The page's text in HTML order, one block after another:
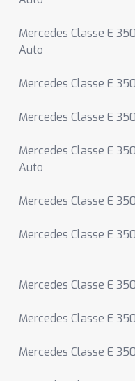
Mercedes Classe E
Auto
Mercedes Classe E
Mercedes Classe E
Mercedes Classe E
Auto
Mercedes Classe E
Mercedes Classe E
Mercedes Classe E
Mercedes Classe E
Mercedes Classe E